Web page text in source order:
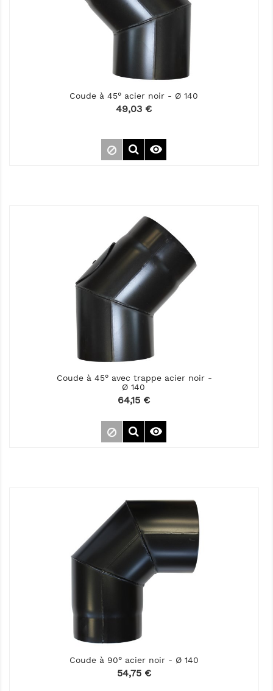
Coude à 45° acier noir - Ø 140
Prix
49,03 €

Coude à 45° avec trappe acier noir -
Ø 140
Prix
64,15 €

Coude à 90° acier noir - Ø 140
Prix
54,75 €